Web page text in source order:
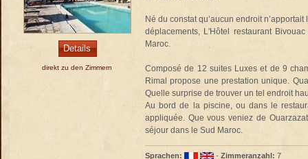
Details
direkt zu den Zimmern
Né du constat qu’aucun endroit
déplacements, L'Hôtel restaurant
Maroc.
Composé de 12 suites Luxes et de 9
Rimal propose une prestation unique.
Quelle surprise de trouver un tel endroit
Au bord de la piscine, ou dans le
appliquée. Que vous veniez de
séjour dans le Sud Maroc.
Sprachen: - Zimmeranzahl: 7